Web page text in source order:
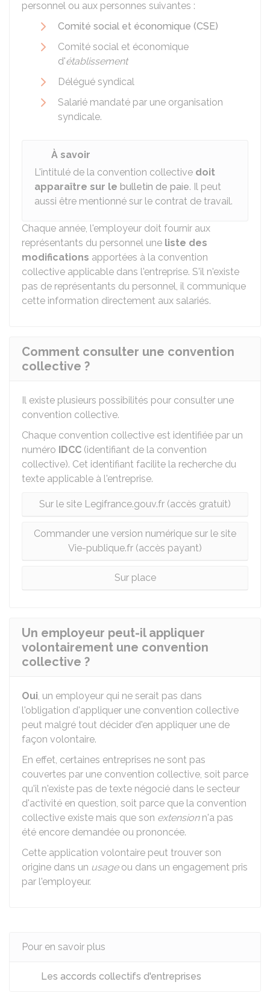
personnel ou aux personnes suivantes :
Comité social et économique (CSE)
Comité social et économique
d'établissement
Délégué syndical
Salarié mandaté par une organisation
syndicale.
À savoir
L'intitulé de la convention collective doit
apparaître sur le bulletin de paie. Il peut
aussi être mentionné sur le contrat de travail.
Chaque année, l'employeur doit fournir aux
représentants du personnel une liste des
modifications apportées à la convention
collective applicable dans l'entreprise. S'il n'existe
pas de représentants du personnel, il communique
cette information directement aux salariés.
Comment consulter une convention
collective ?
Il existe plusieurs possibilités pour consulter une
convention collective.
Chaque convention collective est identifiée par un
numéro IDCC (identifiant de la convention
collective). Cet identifiant facilite la recherche du
texte applicable à l'entreprise.
Sur le site Legifrance.gouv.fr (accès gratuit)
Commander une version numérique sur le site
Vie-publique.fr (accès payant)
Sur place
Un employeur peut-il appliquer
volontairement une convention
collective ?
Oui, un employeur qui ne serait pas dans
l'obligation d'appliquer une convention collective
peut malgré tout décider d'en appliquer une de
façon volontaire.
En effet, certaines entreprises ne sont pas
couvertes par une convention collective, soit parce
qu'il n'existe pas de texte négocié dans le secteur
d'activité en question, soit parce que la convention
collective existe mais que son extensionn'a pas
été encore demandée ou prononcée.
Cette application volontaire peut trouver son
origine dans un usageou dans un engagement pris
par l'employeur.
Pour en savoir plus
Les accords collectifs d'entreprises